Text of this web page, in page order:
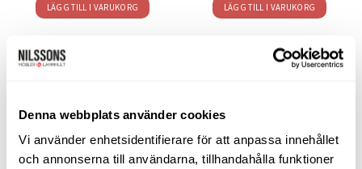
Denna webbplats använder cookies
Vi använder enhetsidentifierare för att anpassa innehållet
och annonserna till användarna, tillhandahålla funktioner
LÄGG TILL I VARUKORG LÄGG TILL I VARUKORG
SORTIMENT
Barbord